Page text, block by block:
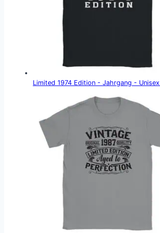
Limited 1974 Edition - Jahrgang - Unisex